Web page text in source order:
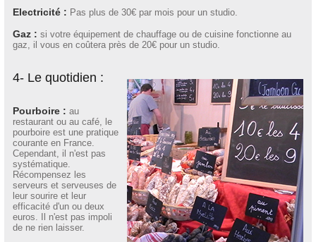
Electricité : Pas plus de 30€ par mois pour un studio.
Gaz : si votre équipement de chauffage ou de cuisine fonctionne au
gaz, il vous en coûtera près de 20€ pour un studio.
4- Le quotidien :
Pourboire : au
restaurant ou au café, le
pourboire est une pratique
courante en France.
Cependant, il n'est pas
systématique.
Récompensez les
serveurs et serveuses de
leur sourire et leur
efficacité d'un ou deux
euros. Il n'est pas impoli
de ne rien laisser.